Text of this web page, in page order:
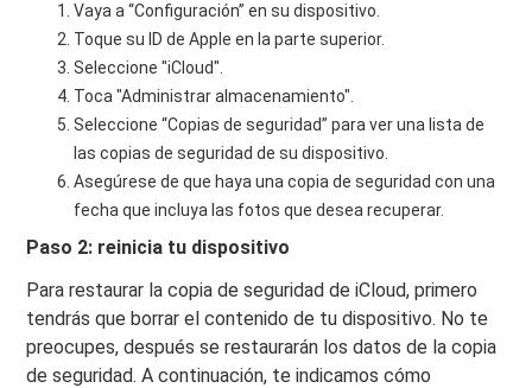
Vaya a “Configuración” en su dispositivo.
Toque su ID de Apple en la parte superior.
Seleccione "iCloud".
Toca "Administrar almacenamiento".
Seleccione “Copias de seguridad” para ver una lista de
las copias de seguridad de su dispositivo.
Asegúrese de que haya una copia de seguridad con una
fecha que incluya las fotos que desea recuperar.
Paso 2: reinicia tu dispositivo
Para restaurar la copia de seguridad de iCloud, primero
tendrás que borrar el contenido de tu dispositivo. No te
preocupes, después se restaurarán los datos de la copia
de seguridad. A continuación, te indicamos cómo